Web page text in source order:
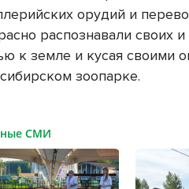
орудий и
распознавали своих
к земле и кусая своими
зоопарке.
СМИ